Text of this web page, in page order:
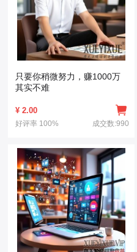
只要你稍微努力，赚1000万
其实不难
¥2.00
好评率 100% 成交数:990